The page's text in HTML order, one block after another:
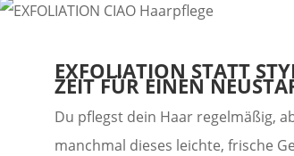
EXFOLIATION STATT
ZEIT FÜR EINEN
Du pflegst dein Haar regelmäßig,
manchmal dieses leichte, frische